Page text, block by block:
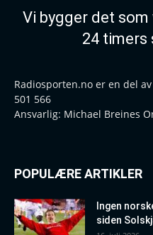
Vi bygger det
24 timers
Radiosporten.no er en del
501 566
Ansvarlig: Michael Breines
POPULÆRE ARTIKLER
Ingen
siden